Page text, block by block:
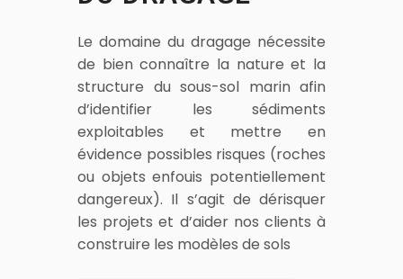
Le domaine du dragage nécessite
de bien connaître la nature et la
structure du sous-sol marin afin
d’identifier les sédiments
exploitables et mettre en
évidence possibles risques (roches
ou objets enfouis potentiellement
dangereux). Il s’agit de dérisquer
les projets et d’aider nos clients à
construire les modèles de sols